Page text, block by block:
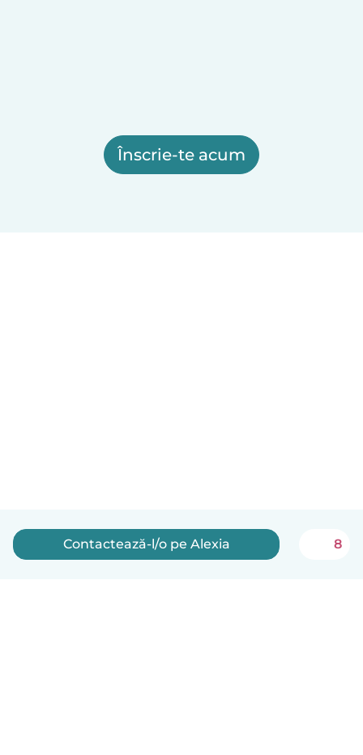
Înscrie-te acum
Contactează-l/o pe Alexia 8